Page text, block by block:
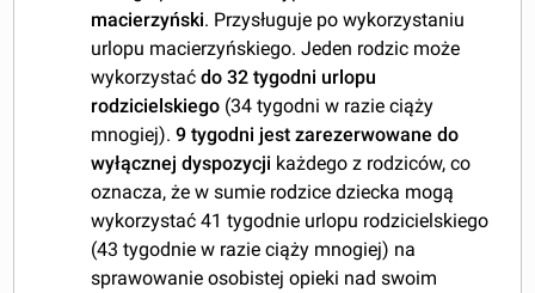
macierzyński. Przysługuje po wykorzystaniu
urlopu macierzyńskiego. Jeden rodzic może
wykorzystaćdo 32 tygodni urlopu
rodzicielskiego (34 tygodni w razie ciąży
mnogiej).9 tygodni jest zarezerwowane do
wyłącznej dyspozycji każdego z rodziców, co
oznacza, że w sumie rodzice dziecka mogą
wykorzystać 41 tygodnie urlopu rodzicielskiego
(43 tygodnie w razie ciąży mnogiej) na
sprawowanie osobistej opieki nad swoim